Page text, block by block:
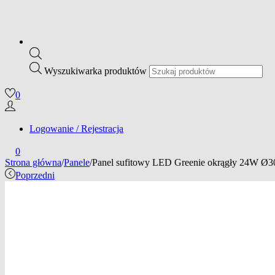
Wyszukiwarka produktów
0
Logowanie / Rejestracja
0
Strona główna/Panele/Panel sufitowy LED Greenie okrągły 24W
Poprzedni